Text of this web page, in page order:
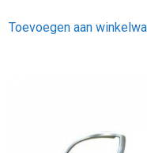
Toevoegen aan